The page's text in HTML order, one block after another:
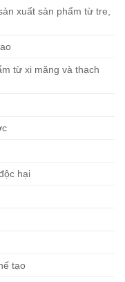
xuất sản phẩm từ tre,
từ xi măng và thạch
hại
tạo